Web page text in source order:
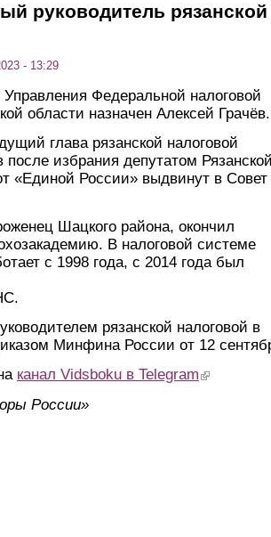
руководитель рязанской
- 13:29
Федеральной налоговой
области назначен Алексей Грачёв.
глава рязанской налоговой
после избрания депутатом
«Единой России» выдвинут в Совет
Шацкого района, окончил
В налоговой системе
с 1998 года, с 2014 года был
рязанской налоговой в
Минфина России от 12
канал Vidsboku в Telegram (link is
России»